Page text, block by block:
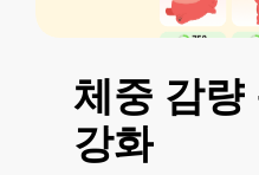
체중 감량
강화